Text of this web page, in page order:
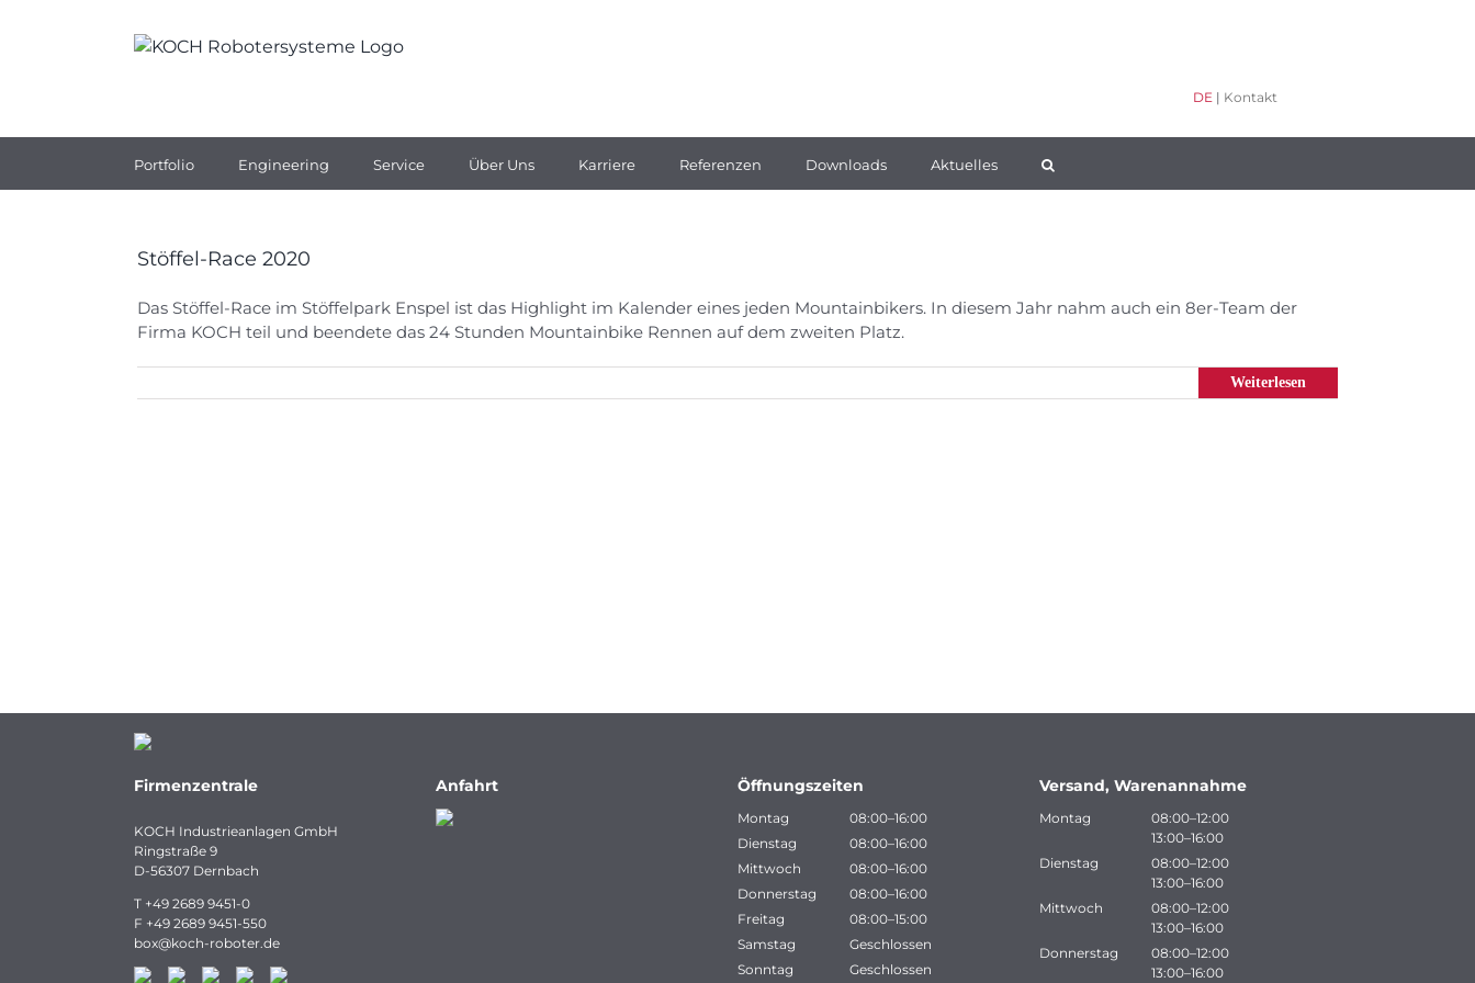
DE | Kontakt
Portfolio Engineering Service Über Uns Karriere Referenzen Downloads Aktuelles
Stöffel-Race 2020
Das Stöffel-Race im Stöffelpark Enspel ist das Highlight im Kalender eines jeden Mountainbikers. In diesem Jahr nahm auch ein 8er-Team der
Firma KOCH teil und beendete das 24 Stunden Mountainbike Rennen auf dem zweiten Platz.
Weiterlesen
Firmenzentrale
KOCH Industrieanlagen GmbH
Ringstraße 9
D-56307 Dernbach
T +49 2689 9451-0
F +49 2689 9451-550
box@koch-roboter.de
Anfahrt Öffnungszeiten
Montag
08:00–16:00
Dienstag
08:00–16:00
Mittwoch
08:00–16:00
Donnerstag
08:00–16:00
Freitag
08:00–15:00
Samstag
Geschlossen
Sonntag
Geschlossen
Versand, Warenannahme
Montag
08:00–12:00
13:00–16:00
Dienstag
08:00–12:00
13:00–16:00
Mittwoch
08:00–12:00
13:00–16:00
Donnerstag
08:00–12:00
13:00–16:00